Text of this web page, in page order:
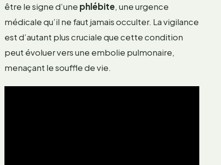
être le signe d’une phlébite, une urgence
médicale qu’il ne faut jamais occulter. La vigilance
est d’autant plus cruciale que cette condition
peut évoluer vers une embolie pulmonaire,
menaçant le souffle de vie.